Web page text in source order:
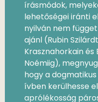
írásmódok,
lehetőségei iránti
nyilván nem
ajánl (Rubin
Krasznahorkain és
Noémiig),
hogy a
ívben kerülhesse
aprólékosság